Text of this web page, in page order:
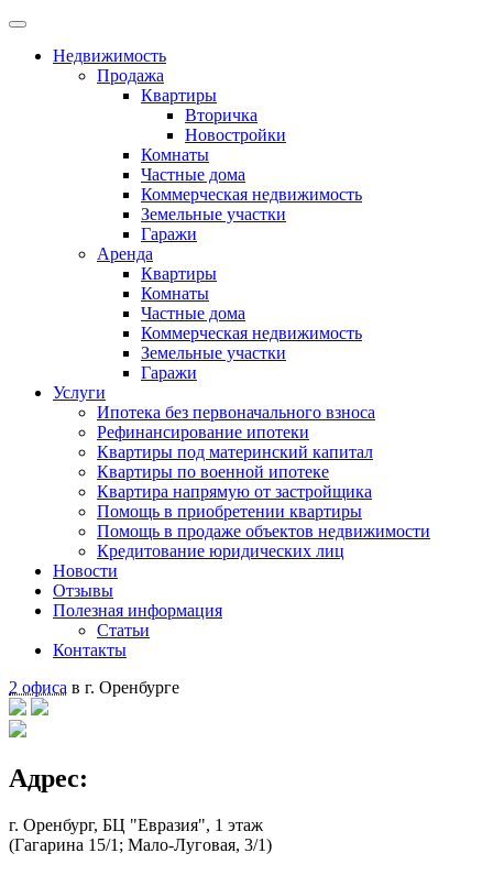
Недвижимость
Продажа
Квартиры
Вторичка
Новостройки
Комнаты
Частные дома
Коммерческая недвижимость
Земельные участки
Гаражи
Аренда
Квартиры
Комнаты
Частные дома
Коммерческая недвижимость
Земельные участки
Гаражи
Услуги
Ипотека без первоначального взноса
Рефинансирование ипотеки
Квартиры под материнский капитал
Квартиры по военной ипотеке
Квартира напрямую от застройщика
Помощь в приобретении квартиры
Помощь в продаже объектов недвижимости
Кредитование юридических лиц
Новости
Отзывы
Полезная информация
Статьи
Контакты
2 офиса в г. Оренбурге
Адрес:
г. Оренбург, БЦ "Евразия", 1 этаж
(Гагарина 15/1; Мало-Луговая, 3/1)